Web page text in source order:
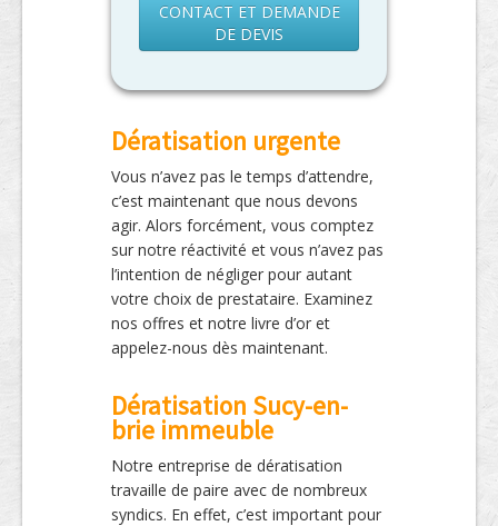
CONTACT ET DEMANDE
DE DEVIS
Dératisation urgente
Vous n’avez pas le temps d’attendre,
c’est maintenant que nous devons
agir. Alors forcément, vous comptez
sur notre réactivité et vous n’avez pas
l’intention de négliger pour autant
votre choix de prestataire. Examinez
nos offres et notre livre d’or et
appelez-nous dès maintenant.
Dératisation Sucy-en-
brie immeuble
Notre entreprise de dératisation
travaille de paire avec de nombreux
syndics. En effet, c’est important pour